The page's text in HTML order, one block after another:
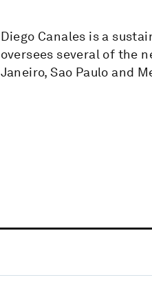
Diego Canales is a
oversees several of the
Janeiro, Sao Paulo and